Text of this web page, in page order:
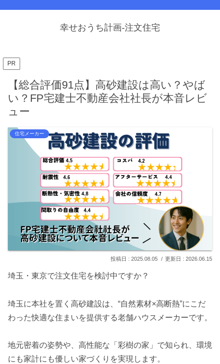
幸せおうち計画-注文住宅
PR
【総合評価91点】高砂建設は高い？やば
い？FP宅建士不動産会社社長が本音レビ
ュー
住宅メーカー
2025.08.05 2026.06.15
埼玉・東京で注文住宅を検討中ですか？
埼玉に本社を置く高砂建設は、“自然素材×高断熱”にこだ
わった快適な住まいを提供する老舗ハウスメーカーです。
地元密着の姿勢や、高性能な「彩樹の家」で知られ、環境
にも家計にも優しい家づくりを実現します。